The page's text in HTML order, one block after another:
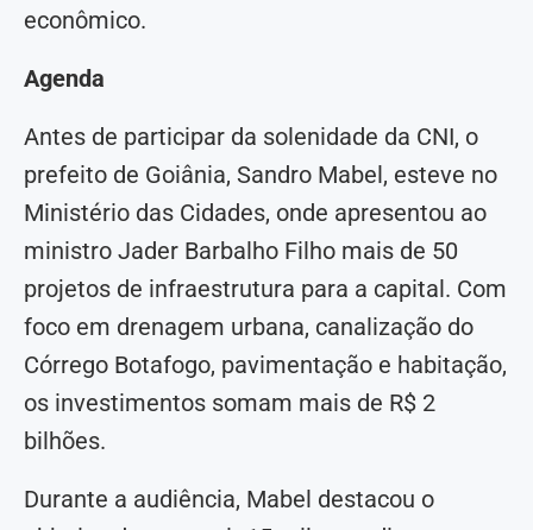
econômico.
Agenda
Antes de participar da solenidade da CNI, o
prefeito de Goiânia, Sandro Mabel, esteve no
Ministério das Cidades, onde apresentou ao
ministro Jader Barbalho Filho mais de 50
projetos de infraestrutura para a capital. Com
foco em drenagem urbana, canalização do
Córrego Botafogo, pavimentação e habitação,
os investimentos somam mais de R$ 2
bilhões.
Durante a audiência, Mabel destacou o